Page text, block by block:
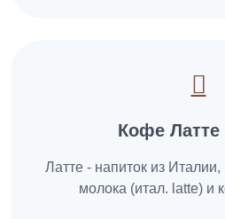
Кофе Латте
Латте - напиток из
молока (итал. latte) и